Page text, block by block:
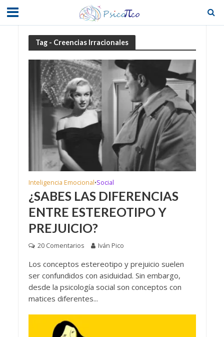
Tag - Creencias Irracionales
Inteligencia Emocional•Social
¿SABES LAS DIFERENCIAS
ENTRE ESTEREOTIPO Y
PREJUICIO?
20 Comentarios Iván Pico
Los conceptos estereotipo y prejuicio suelen
ser confundidos con asiduidad. Sin embargo,
desde la psicología social son conceptos con
matices diferentes...